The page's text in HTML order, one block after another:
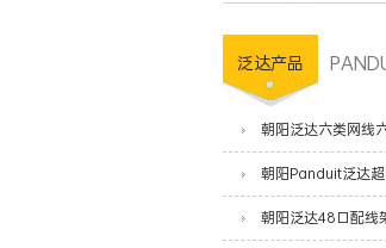
泛达产品
朝阳泛达48口配线